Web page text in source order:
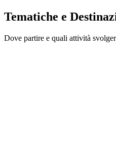
Tematiche e
Dove partire e quali attività